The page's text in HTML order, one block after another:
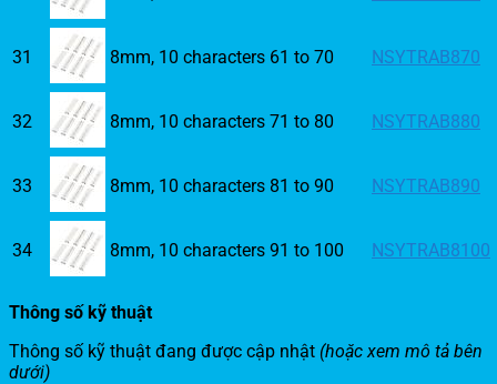
31 8mm, 10 characters 61 to 70 NSYTRAB870
32 8mm, 10 characters 71 to 80 NSYTRAB880
33 8mm, 10 characters 81 to 90 NSYTRAB890
34 8mm, 10 characters 91 to 100 NSYTRAB8100
Thông số kỹ thuật
Thông số kỹ thuật đang được cập nhật (hoặc xem mô tả bên
dưới)